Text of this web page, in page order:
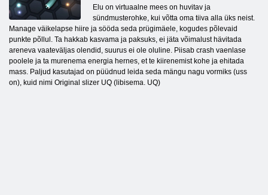
Elu on virtuaalne mees on huvitav ja
sündmusterohke, kui võtta oma tiiva alla üks neist.
Manage väikelapse hiire ja sööda seda prügimäele, kogudes põlevaid
punkte põllul. Ta hakkab kasvama ja paksuks, ei jäta võimalust hävitada
areneva vaateväljas olendid, suurus ei ole oluline. Piisab crash vaenlase
poolele ja ta murenema energia hernes, et te kiirenemist kohe ja ehitada
mass. Paljud kasutajad on püüdnud leida seda mängu nagu vormiks (uss
on), kuid nimi Original slizer UQ (libisema. UQ)